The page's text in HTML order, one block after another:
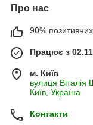
Про нас
90% позитивних
Працює з
м. Київ
вулиця
Київ, Україна
Контакти